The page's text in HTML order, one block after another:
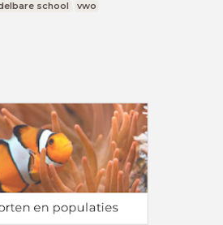
school
vwo